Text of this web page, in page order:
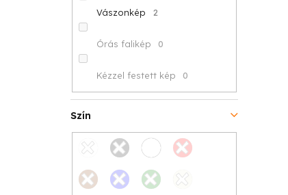
Vászonkép 2
Órás falikép 0
Kézzel festett kép 0
Szín